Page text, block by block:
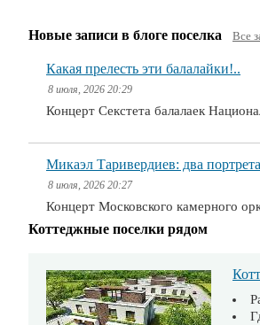
Новые записи в блоге поселка Все
Какая прелесть эти балалайки!..
8 июля, 2026 20:29
Концерт Секстета балалаек
Микаэл Таривердиев: два
8 июля, 2026 20:27
Концерт Московского камерного
Коттеджные поселки рядом